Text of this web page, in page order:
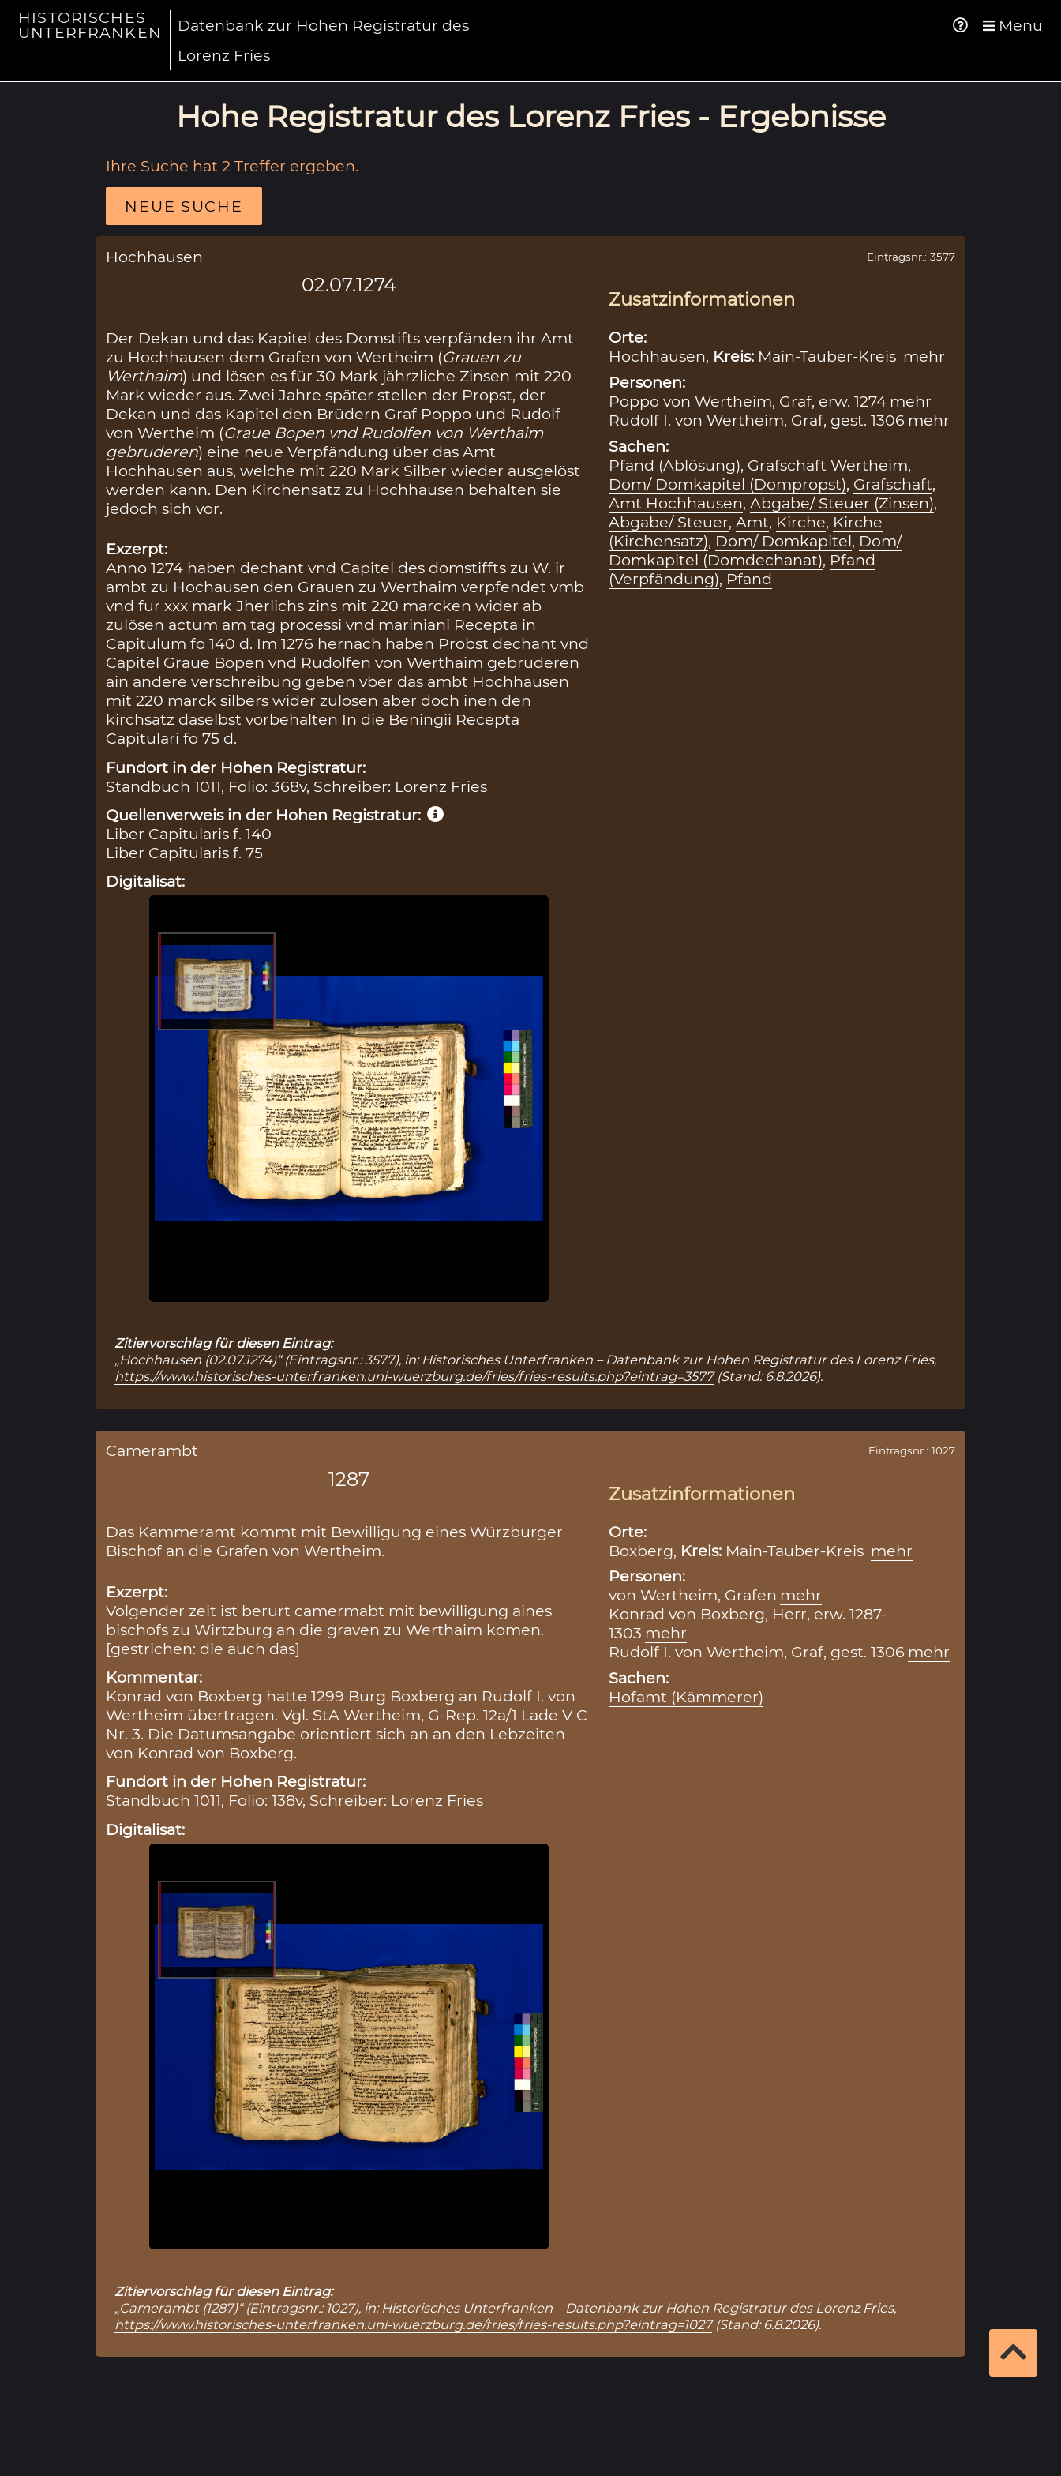
HISTORISCHES
UNTERFRANKEN
Datenbank zur Hohen Registratur des
Lorenz Fries
Menü
Hohe Registratur des Lorenz Fries - Ergebnisse
Ihre Suche hat 2 Treffer ergeben.
NEUE SUCHE
Hochhausen
02.07.1274
Der Dekan und das Kapitel des Domstifts verpfänden ihr Amt
zu Hochhausen dem Grafen von Wertheim (Grauen zu
Werthaim) und lösen es für 30 Mark jährzliche Zinsen mit 220
Mark wieder aus. Zwei Jahre später stellen der Propst, der
Dekan und das Kapitel den Brüdern Graf Poppo und Rudolf
von Wertheim (Graue Bopen vnd Rudolfen von Werthaim
gebruderen) eine neue Verpfändung über das Amt
Hochhausen aus, welche mit 220 Mark Silber wieder ausgelöst
werden kann. Den Kirchensatz zu Hochhausen behalten sie
jedoch sich vor.
Exzerpt:
Anno 1274 haben dechant vnd Capitel des domstiffts zu W. ir
ambt zu Hochausen den Grauen zu Werthaim verpfendet vmb
vnd fur xxx mark Jherlichs zins mit 220 marcken wider ab
zulösen actum am tag processi vnd mariniani Recepta in
Capitulum fo 140 d. Im 1276 hernach haben Probst dechant vnd
Capitel Graue Bopen vnd Rudolfen von Werthaim gebruderen
ain andere verschreibung geben vber das ambt Hochhausen
mit 220 marck silbers wider zulösen aber doch inen den
kirchsatz daselbst vorbehalten In die Beningii Recepta
Capitulari fo 75 d.
Fundort in der Hohen Registratur:
Standbuch 1011, Folio: 368v, Schreiber: Lorenz Fries
Quellenverweis in der Hohen Registratur:
Liber Capitularis f. 140
Liber Capitularis f. 75
Digitalisat:
Eintragsnr.: 3577
Zusatzinformationen
Orte:
Hochhausen, Kreis: Main-Tauber-Kreis mehr
Personen:
Poppo von Wertheim, Graf, erw. 1274 mehr
Rudolf I. von Wertheim, Graf, gest. 1306 mehr
Sachen:
Pfand (Ablösung), Grafschaft Wertheim,
Dom/ Domkapitel (Dompropst), Grafschaft,
Amt Hochhausen, Abgabe/ Steuer (Zinsen),
Abgabe/ Steuer, Amt, Kirche, Kirche
(Kirchensatz), Dom/ Domkapitel, Dom/
Domkapitel (Domdechanat), Pfand
(Verpfändung), Pfand
Zitiervorschlag für diesen Eintrag:
„Hochhausen (02.07.1274)“ (Eintragsnr.: 3577), in: Historisches Unterfranken – Datenbank zur Hohen Registratur des Lorenz Fries,
https://www.historisches-unterfranken.uni-wuerzburg.de/fries/fries-results.php?eintrag=3577(Stand: 6.8.2026).
Camerambt
1287
Das Kammeramt kommt mit Bewilligung eines Würzburger
Bischof an die Grafen von Wertheim.
Exzerpt:
Volgender zeit ist berurt camermabt mit bewilligung aines
bischofs zu Wirtzburg an die graven zu Werthaim komen.
[gestrichen: die auch das]
Kommentar:
Konrad von Boxberg hatte 1299 Burg Boxberg an Rudolf I. von
Wertheim übertragen. Vgl. StA Wertheim, G-Rep. 12a/1 Lade V C
Nr. 3. Die Datumsangabe orientiert sich an an den Lebzeiten
von Konrad von Boxberg.
Fundort in der Hohen Registratur:
Standbuch 1011, Folio: 138v, Schreiber: Lorenz Fries
Digitalisat:
Eintragsnr.: 1027
Zusatzinformationen
Orte:
Boxberg, Kreis: Main-Tauber-Kreis mehr
Personen:
von Wertheim, Grafen mehr
Konrad von Boxberg, Herr, erw. 1287-
1303 mehr
Rudolf I. von Wertheim, Graf, gest. 1306 mehr
Sachen:
Hofamt (Kämmerer)
Zitiervorschlag für diesen Eintrag:
„Camerambt (1287)“ (Eintragsnr.: 1027), in: Historisches Unterfranken – Datenbank zur Hohen Registratur des Lorenz Fries,
https://www.historisches-unterfranken.uni-wuerzburg.de/fries/fries-results.php?eintrag=1027(Stand: 6.8.2026).